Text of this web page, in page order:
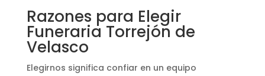
Razones para Elegir
Funeraria Torrejón de
Velasco
Elegirnos significa confiar en un equipo